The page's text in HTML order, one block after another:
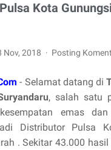
Kota
Nov, 2018 Posting
- Selamat datang di
, salah satu
emas
Distributor Pulsa
. Sekitar 43.000